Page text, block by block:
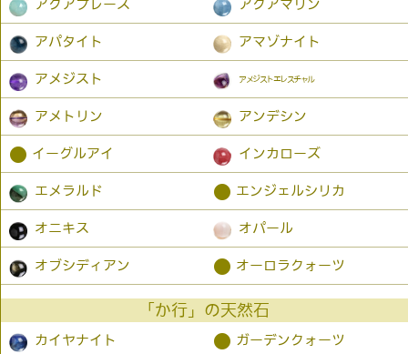
アクアプレーズ アクアマリン
アパタイト アマゾナイト
アメジスト アメジストエレスチャル
アメトリン アンデシン
● イーグルアイ インカローズ
エメラルド ● エンジェルシリカ
オニキス オパール
オブシディアン ● オーロラクォーツ
「か行」の天然石
カイヤナイト ● ガーデンクォーツ